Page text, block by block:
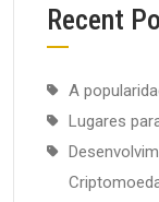
Recent
A
Lugares